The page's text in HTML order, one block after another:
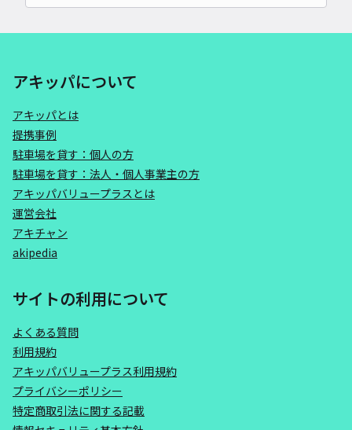
アキッパについて
アキッパとは
提携事例
駐車場を貸す：個人の方
駐車場を貸す：法人・個人事業主の方
アキッパバリュープラスとは
運営会社
アキチャン
akipedia
サイトの利用について
よくある質問
利用規約
アキッパバリュープラス利用規約
プライバシーポリシー
特定商取引法に関する記載